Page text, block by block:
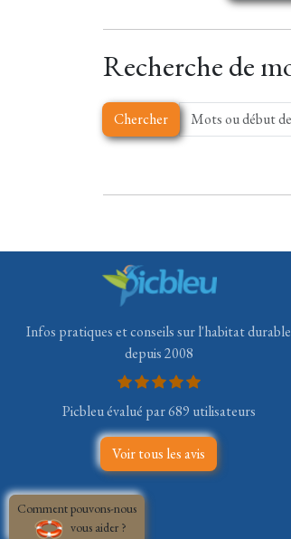
Recherche de
Chercher
Comment pouvons-nous
vous aider ?
Infos pratiques et conseils sur l'habitat durable
depuis 2008
Picbleu évalué par 689 utilisateurs
Voir tous les avis